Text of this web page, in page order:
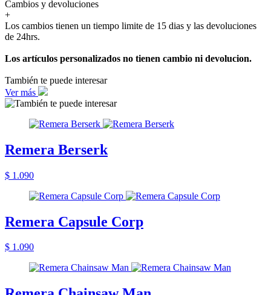
Cambios y devoluciones
+
Los cambios tienen un tiempo limite de 15 dias y las devoluciones
de 24hrs.
Los artículos personalizados no tienen cambio ni devolucion.
También te puede interesar
Ver más
Remera Berserk
$ 1.090
Remera Capsule Corp
$ 1.090